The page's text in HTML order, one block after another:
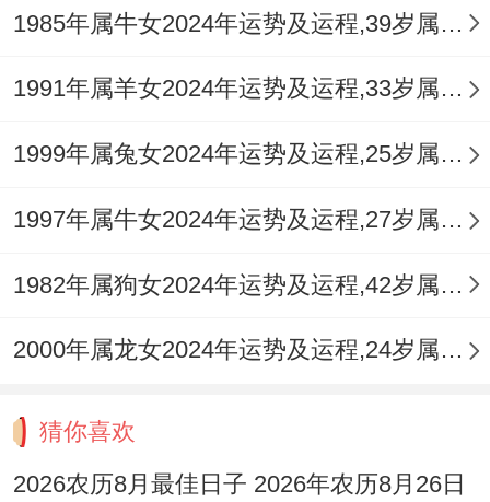
1985年属牛女2024年运势及运程,39岁属牛人2024全年每月运势女性如何
1991年属羊女2024年运势及运程,33岁属羊人2024全年每月运势女性如何
1999年属兔女2024年运势及运程,25岁属兔人2024全年每月运势女性如何
1997年属牛女2024年运势及运程,27岁属牛人2024全年每月运势女性如何
1982年属狗女2024年运势及运程,42岁属狗人2024全年每月运势女性如何
2000年属龙女2024年运势及运程,24岁属龙人2024全年每月运势女性如何
猜你喜欢
2026农历8月最佳日子 2026年农历8月26日